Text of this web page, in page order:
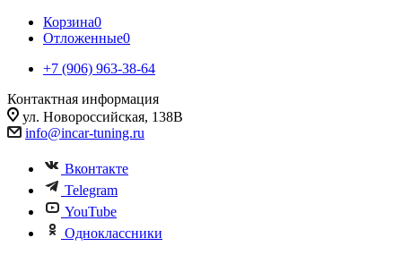
Корзина0
Отложенные0
+7 (906) 963-38-64
Контактная информация
ул. Новороссийская, 138В
info@incar-tuning.ru
Вконтакте
Telegram
YouTube
Одноклассники